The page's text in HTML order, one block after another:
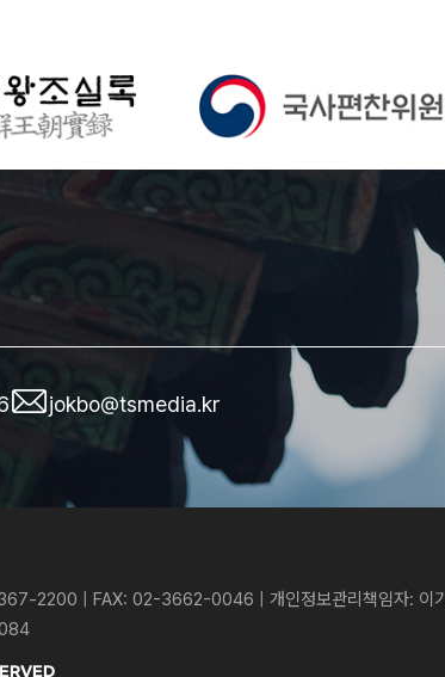
jokbo@tsmedia.kr
2200 | FAX: 02-3662-0046 | 개인정보관리책임자: